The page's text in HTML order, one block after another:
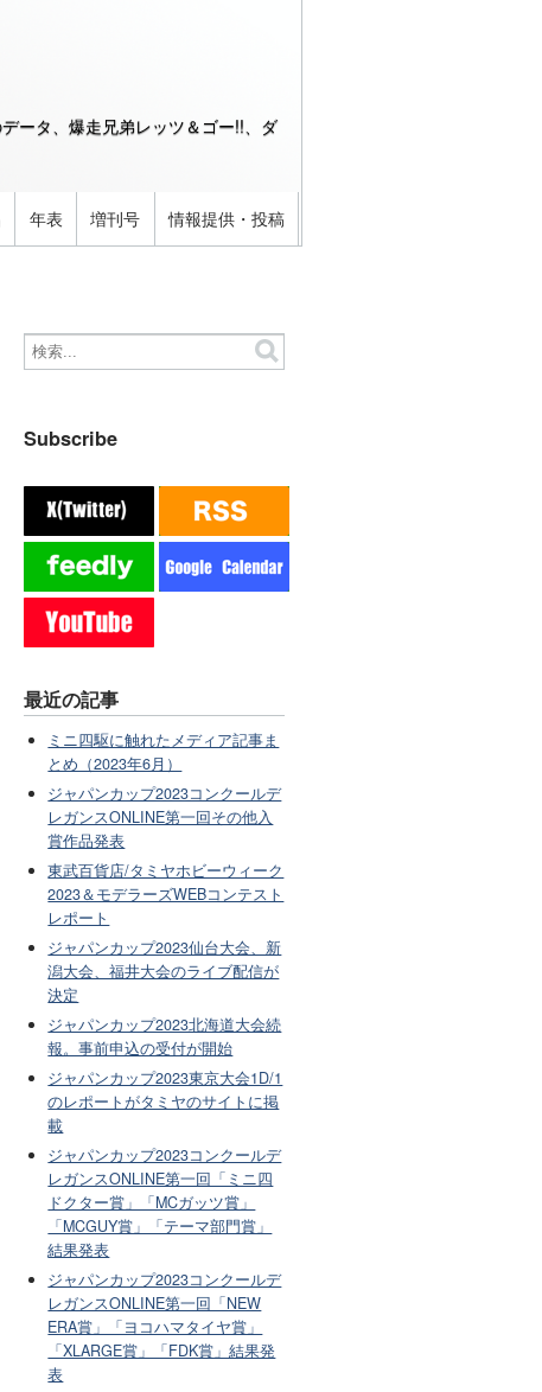
ータ、爆走兄弟レッツ＆ゴー!!、ダ
年表 増刊号 情報提供・投稿
Subscribe
最近の記事
ミニ四駆に触れたメディア記事ま
とめ（2023年6月）
ジャパンカップ2023コンクールデ
レガンスONLINE第一回その他入
賞作品発表
東武百貨店/タミヤホビーウィーク
2023＆モデラーズWEBコンテスト
レポート
ジャパンカップ2023仙台大会、新
潟大会、福井大会のライブ配信が
決定
ジャパンカップ2023北海道大会続
報。事前申込の受付が開始
ジャパンカップ2023東京大会1D/1
のレポートがタミヤのサイトに掲
載
ジャパンカップ2023コンクールデ
レガンスONLINE第一回「ミニ四
ドクター賞」「MCガッツ賞」
「MCGUY賞」「テーマ部門賞」
結果発表
ジャパンカップ2023コンクールデ
レガンスONLINE第一回「NEW
ERA賞」「ヨコハマタイヤ賞」
「XLARGE賞」「FDK賞」結果発
表